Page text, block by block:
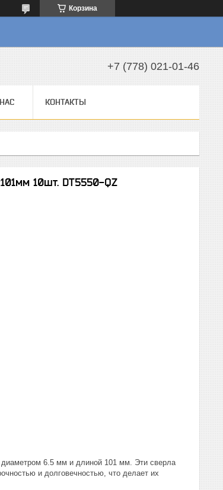
Корзина
+7 (778) 021-01-46
КОНТАКТЫ
10шт. DT5550-QZ
6.5 мм и длиной 101 мм. Эти сверла
и долговечностью, что делает их